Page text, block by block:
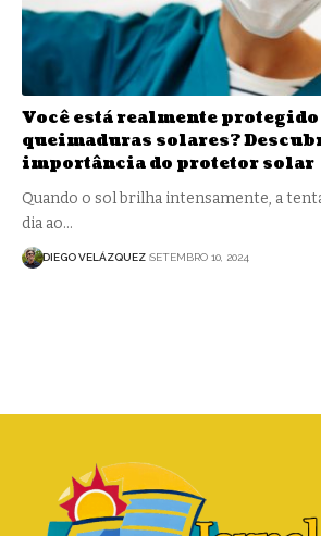
Você está realmente
queimaduras solares?
importância do protetor solar
Quando o sol brilha intensamente, a
dia ao…
DIEGO VELÁZQUEZ SETEMBRO 10, 2024